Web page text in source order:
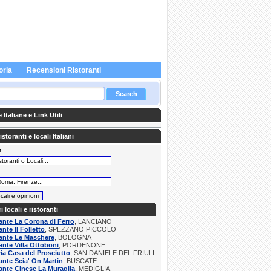
Recensioni Ristoranti
Italiane e Link Utili
e locali Italiani
locali e ristoranti
La Corona di Ferro , LANCIANO
Il Folletto , SPEZZANO PICCOLO
Le Maschere , BOLOGNA
Villa Ottoboni , PORDENONE
Casa del Prosciutto , SAN DANIELE DEL FRIULI
Scia' On Martin , BUSCATE
Cinese La Muraglia , MEDIGLIA